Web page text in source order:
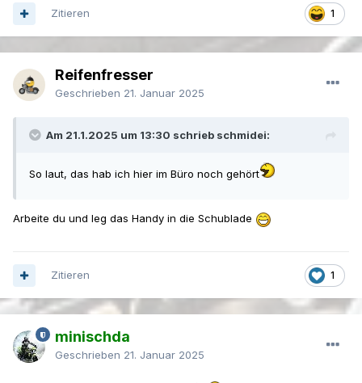
1
Zitieren
Reifenfresser
Geschrieben 21. Januar 2025
Am 21.1.2025 um 13:30 schrieb schmidei:
So laut, das hab ich hier im Büro noch gehört
Arbeite du und leg das Handy in die Schublade
1
Zitieren
minischda
Geschrieben 21. Januar 2025